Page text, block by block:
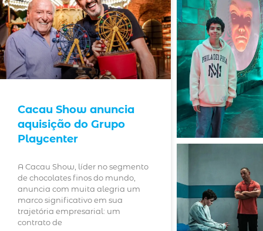
Cacau Show anuncia
aquisição do Grupo
Playcenter
A Cacau Show, líder no segmento
de chocolates finos do mundo,
anuncia com muita alegria um
marco significativo em sua
trajetória empresarial: um
contrato de